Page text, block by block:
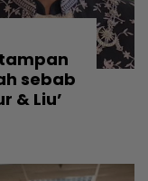
sebab
& Liu’